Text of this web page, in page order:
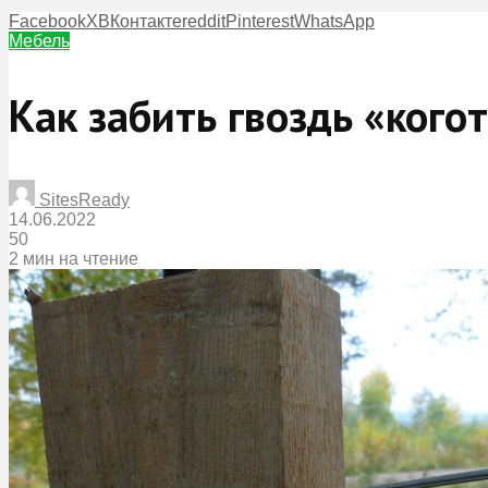
FacebookXВКонтактеredditPinterestWhatsApp
Мебель
Как забить гвоздь
SitesReady
14.06.2022
50
2 мин на чтение